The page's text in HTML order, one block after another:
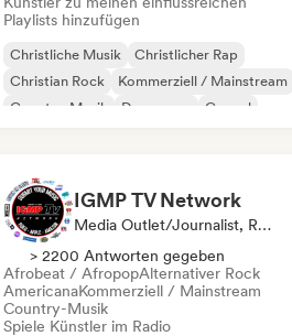
Playlists hinzufügen
Christliche Musik
Christlicher Rap
Christian Rock
Kommerziell / Mainstream
Country-Musik
Dance pop
Gospel
IGMP TV Network
Media Outlet/Journalist, Radiosender
> 2200 Antworten gegeben
Afrobeat / AfropopAlternativer Rock
AmericanaKommerziell / Mainstream
Country-Musik
Spiele Künstler im Radio